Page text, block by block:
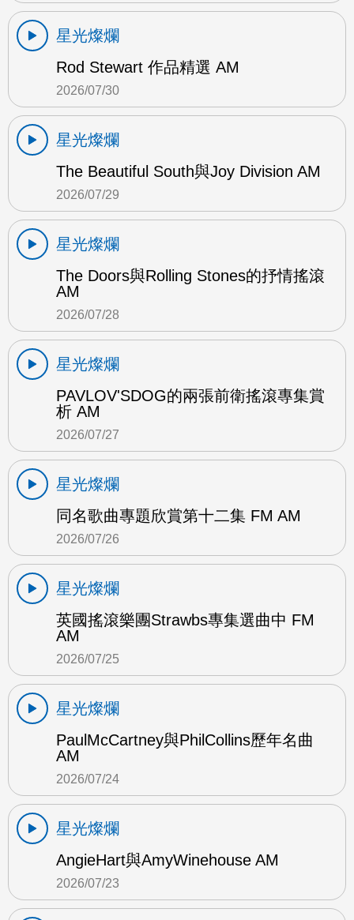
星光燦爛
Rod Stewart 作品精選 AM
2026/07/30
星光燦爛
The Beautiful South與Joy Division AM
2026/07/29
星光燦爛
The Doors與Rolling Stones的抒情搖滾
AM
2026/07/28
星光燦爛
PAVLOV'SDOG的兩張前衛搖滾專集賞
析 AM
2026/07/27
星光燦爛
同名歌曲專題欣賞第十二集 FM AM
2026/07/26
星光燦爛
英國搖滾樂團Strawbs專集選曲中 FM
AM
2026/07/25
星光燦爛
PaulMcCartney與PhilCollins歷年名曲
AM
2026/07/24
星光燦爛
AngieHart與AmyWinehouse AM
2026/07/23